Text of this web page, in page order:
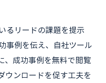
るリードの課題を提示
事例を伝え、自社ツール
、成功事例を無料で閲覧
ウンロードを促す工夫を